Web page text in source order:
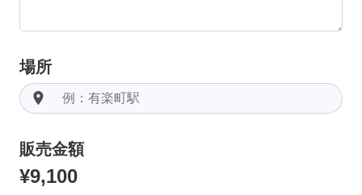
場所
room
販売金額
¥9,100